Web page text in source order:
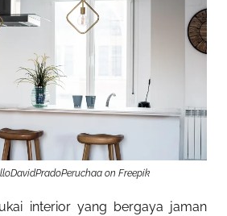
on Freepik
interior yang bergaya jaman